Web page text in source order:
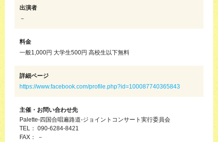
出演者
－
料金
一般1,000円 大学生500円 高校生以下無料
詳細ページ
https://www.facebook.com/profile.php?id=100087740365843
主催・お問い合わせ先
Palette-四国合唱遍路道-ジョイントコンサート実行委員会
TEL： 090-6284-8421
FAX： －